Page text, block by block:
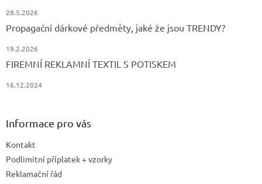
28.5.2026
Propagační dárkové předměty, jaké že jsou TRENDY?
19.2.2026
FIREMNÍ REKLAMNÍ TEXTIL S POTISKEM
16.12.2024
Informace pro vás
Kontakt
Podlimitní příplatek + vzorky
Reklamační řád